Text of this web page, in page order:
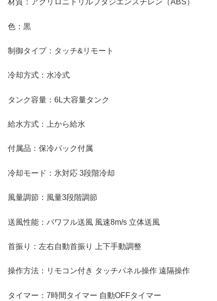
材質：アクリロニトリルブタジエンスチレン（ABS）
色：黒
制御タイプ：タッチ&リモート
冷却方式：水冷式
タンク容量：6L大容量タンク
給水方式：上から給水
付属品：保冷パック付属
冷却モード：氷対応 3段階冷却
風量調節：風量3段階調節
送風性能：パワフル送風 風速8m/s 立体送風
首振り：左右自動首振り 上下手動調整
操作方法：リモコン付き タッチパネル操作 遠隔操作
タイマー：7時間タイマー 自動OFFタイマー